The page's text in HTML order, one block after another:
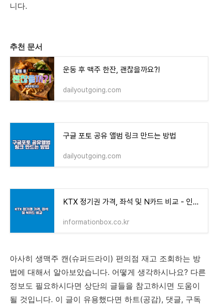
니다.
추천 문서
운동 후 맥주 한잔, 괜찮을까요?!
dailyoutgoing.com
구글 포토 공유 앨범 링크 만드는 방법
dailyoutgoing.com
KTX 정기권 가격, 좌석 및 N카드 비교 - 인포메이션 박스
informationbox.co.kr
아사히 생맥주 캔(슈퍼드라이) 편의점 재고 조회하는 방
법에 대해서 알아보았습니다. 어떻게 생각하시나요? 다른
정보도 필요하시다면 상단의 글들을 참고하시면 도움이
될 것입니다. 이 글이 유용했다면 하트(공감), 댓글, 구독